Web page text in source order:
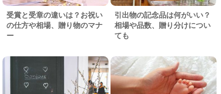
受賞と受章の違いは？お祝い
の仕方や相場、贈り物のマナ
ー
引出物の記念品は何がいい？
相場や品数、贈り分けについ
ても